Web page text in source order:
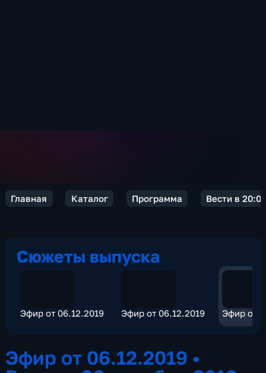
Главная Каталог Программа Вести в 20:00
Сюжеты выпуска
Эфир от 06.12.2019 Эфир от 06.12.2019 Эфир от
Эфир от 06.12.2019 •